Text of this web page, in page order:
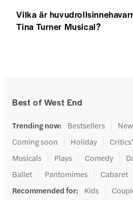
Vilka är
Tina Turner Musical?
Best of West End
Trending now: Bestsellers
Coming soon
Holiday
Musicals
Plays Comedy
Ballet
Pantomimes Cabaret
Recommended for: Kids